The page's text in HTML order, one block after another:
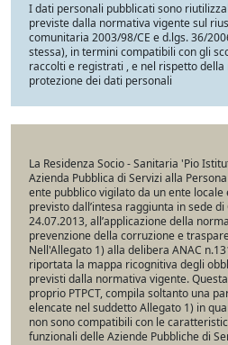
I dati personali pubblicati sono
previste dalla normativa vigente sul
comunitaria 2003/98/CE e d.lgs. 36/
stessa), in termini compatibili con gli
raccolti e registrati , e nel rispetto
protezione dei dati personali
La Residenza Socio - Sanitaria 'Pio
Azienda Pubblica di Servizi alla
ente pubblico vigilato da un ente
previsto dall’intesa raggiunta in sede
24.07.2013, all’applicazione della
prevenzione della corruzione e
Nell'Allegato 1) alla delibera ANAC
riportata la mappa ricognitiva degli
previsti dalla normativa vigente.
proprio PTPCT, compila soltanto una
elencate nel suddetto Allegato 1) in
non sono compatibili con le
funzionali delle Aziende Pubbliche di